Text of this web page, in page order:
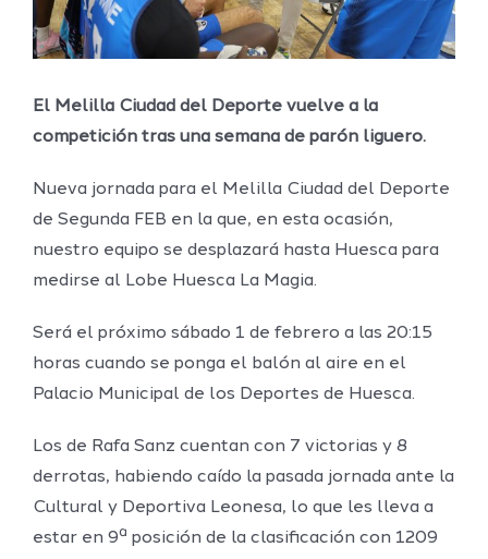
El Melilla Ciudad del Deporte vuelve a la
competición tras una semana de parón liguero.
Nueva jornada para el Melilla Ciudad del Deporte
de Segunda FEB en la que, en esta ocasión,
nuestro equipo se desplazará hasta Huesca para
medirse al Lobe Huesca La Magia.
Será el próximo sábado 1 de febrero a las 20:15
horas cuando se ponga el balón al aire en el
Palacio Municipal de los Deportes de Huesca.
Los de Rafa Sanz cuentan con 7 victorias y 8
derrotas, habiendo caído la pasada jornada ante la
Cultural y Deportiva Leonesa, lo que les lleva a
estar en 9ª posición de la clasificación con 1209